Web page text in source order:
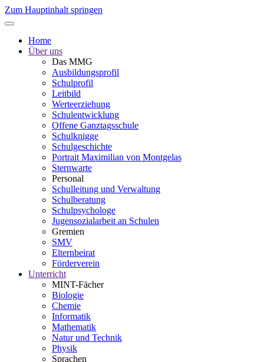
Zum Hauptinhalt springen
Home
Über uns
Das MMG
Ausbildungsprofil
Schulprofil
Leitbild
Werteerziehung
Schulentwicklung
Offene Ganztagsschule
Schulknigge
Schulgeschichte
Portrait Maximilian von Montgelas
Sternwarte
Personal
Schulleitung und Verwaltung
Schulberatung
Schulpsychologe
Jugensozialarbeit an Schulen
Gremien
SMV
Elternbeirat
Förderverein
Unterricht
MINT-Fächer
Biologie
Chemie
Informatik
Mathematik
Natur und Technik
Physik
Sprachen